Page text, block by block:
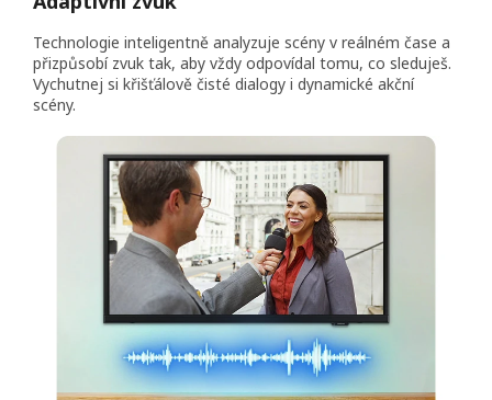
Technologie inteligentně analyzuje scény v reálném čase a
přizpůsobí zvuk tak, aby vždy odpovídal tomu, co sleduješ.
Vychutnej si křišťálově čisté dialogy i dynamické akční
scény.